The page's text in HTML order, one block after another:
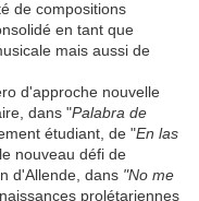
de compositions
en tant que
mais aussi de
d'approche nouvelle
dans "Palabra de
étudiant, de "En las
nouveau défi de
d'Allende, dans "No me
prolétariennes